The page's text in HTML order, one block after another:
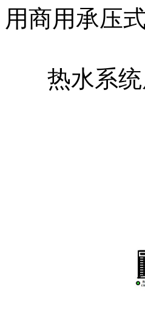
用商用承压
热水系统